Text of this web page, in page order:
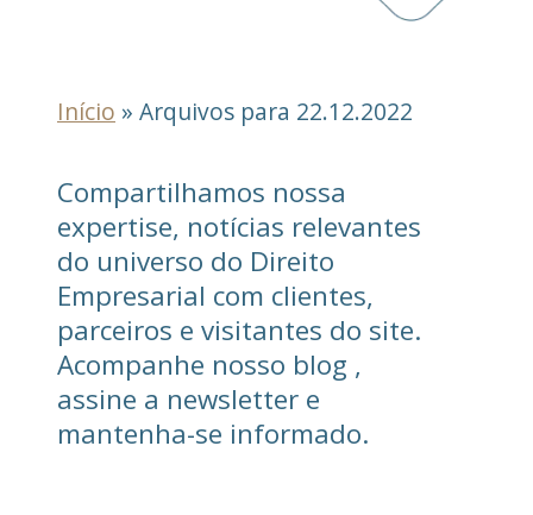
Início » Arquivos para 22.12.2022
Compartilhamos nossa
expertise, notícias relevantes
do universo do Direito
Empresarial com clientes,
parceiros e visitantes do site.
Acompanhe nosso blog ,
assine a newsletter e
mantenha-se informado.